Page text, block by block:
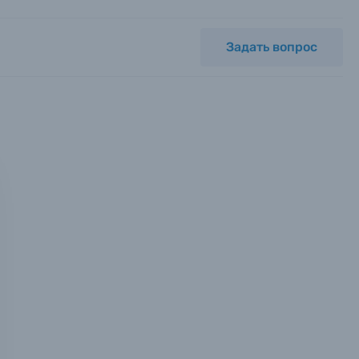
с
Задать вопрос